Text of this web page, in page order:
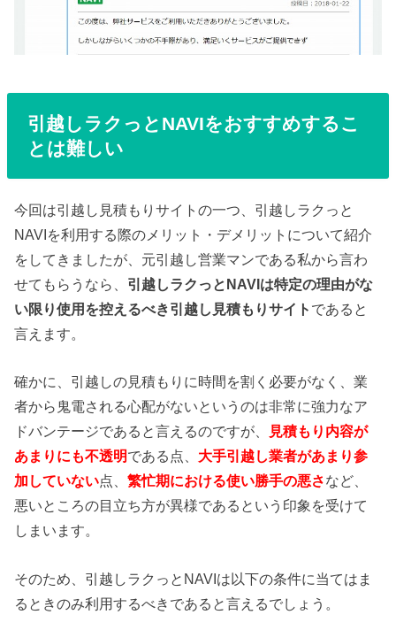
引越しラクっとNAVIをおすすめするこ
とは難しい
今回は引越し見積もりサイトの一つ、引越しラクっと
NAVIを利用する際のメリット・デメリットについて紹介
をしてきましたが、元引越し営業マンである私から言わ
せてもらうなら、 引越しラクっとNAVIは特定の理由がな
い限り使用を控えるべき引越し見積もりサイト であると
言えます。
確かに、引越しの見積もりに時間を割く必要がなく、業
者から鬼電される心配がないというのは非常に強力なア
ドバンテージであると言えるのですが、
見積もり内容が
あまりにも不透明である点、 大手引越し業者があまり参
加していない点、繁忙期における使い勝手の悪さなど、
悪いところの目立ち方が異様であるという印象を受けて
しまいます。
そのため、引越しラクっとNAVIは以下の条件に当てはま
るときのみ利用するべきであると言えるでしょう。